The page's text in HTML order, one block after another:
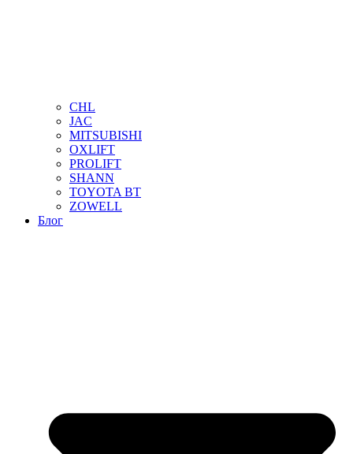
CHL
JAC
MITSUBISHI
OXLIFT
PROLIFT
SHANN
TOYOTA BT
ZOWELL
Блог